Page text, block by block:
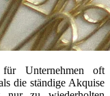
Unternehmen oft
die ständige Akquise